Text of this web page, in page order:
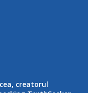
creatorul